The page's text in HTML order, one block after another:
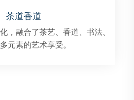
香薰按摩
技师会将精油或芳香油按摩到
人们放松身心，缓解压力和焦